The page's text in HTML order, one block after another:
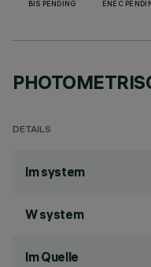
BIS PENDING ENEC
DETAILS
lm system
W system
lm Quelle